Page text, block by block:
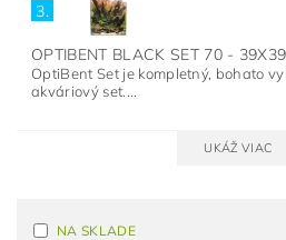
3.
OPTIBENT BLACK SET 70 -
OptiBent Set je kompletný, bohato
akváriový set....
UKÁŽ VIAC
NA SKLADE